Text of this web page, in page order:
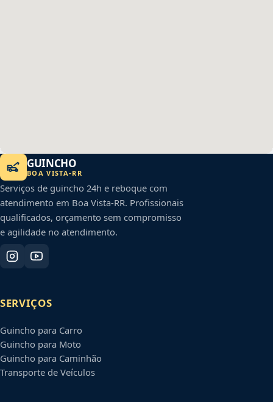
GUINCHO
BOA VISTA-RR
Serviços de guincho 24h e reboque com
atendimento em Boa Vista-RR. Profissionais
qualificados, orçamento sem compromisso
e agilidade no atendimento.
SERVIÇOS
Guincho para Carro
Guincho para Moto
Guincho para Caminhão
Transporte de Veículos